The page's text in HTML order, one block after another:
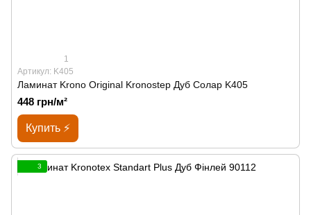
1
Артикул: K405
Ламинат Krono Original Kronostep Дуб Солар K405
448 грн/м²
Купить ⚡
3